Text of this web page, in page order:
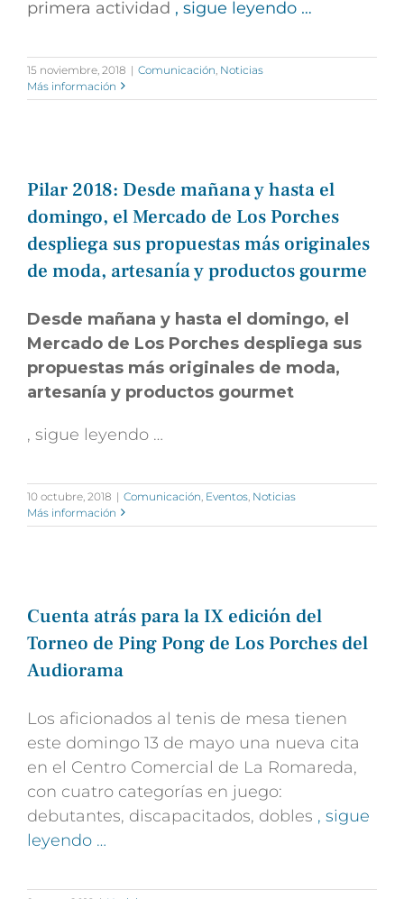
primera actividad , sigue leyendo …
15 noviembre, 2018 | Comunicación Noticias
Más información
Pilar 2018: Desde mañana y hasta el
domingo, el Mercado de Los Porches
despliega sus propuestas más originales
de moda, artesanía y productos gourme
Desde mañana y hasta el domingo, el
Mercado de Los Porches despliega sus
propuestas más originales de moda,
artesanía y productos gourmet
, sigue leyendo …
10 octubre, 2018 | Comunicación Eventos Noticias
Más información
Cuenta atrás para la IX edición del
Torneo de Ping Pong de Los Porches del
Audiorama
Los aficionados al tenis de mesa tienen
este domingo 13 de mayo una nueva cita
en el Centro Comercial de La Romareda,
con cuatro categorías en juego:
debutantes, discapacitados, dobles , sigue
leyendo …